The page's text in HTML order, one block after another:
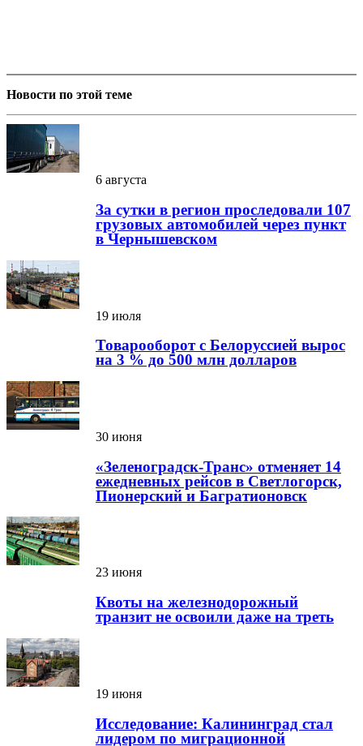
Новости по этой теме
6 августа
За сутки в регион проследовали 107
грузовых автомобилей через пункт
в Чернышевском
19 июля
Товарооборот с Белоруссией вырос
на 3 % до 500 млн долларов
30 июня
«Зеленоградск-Транс» отменяет 14
ежедневных рейсов в Светлогорск,
Пионерский и Багратионовск
23 июня
Квоты на железнодорожный
транзит не освоили даже на треть
19 июня
Исследование: Калининград стал
лидером по миграционной